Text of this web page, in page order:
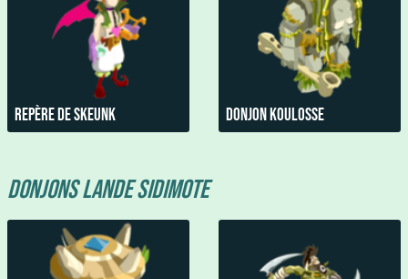
Repère De Skeunk Donjon Koulosse
Donjons Lande Sidimote